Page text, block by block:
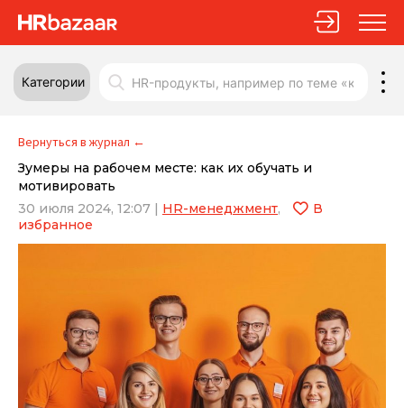
Категории
Вернуться в журнал ←
Зумеры на рабочем месте: как их обучать и
мотивировать
30 июля 2024, 12:07 | HR-менеджмент,
В
избранное